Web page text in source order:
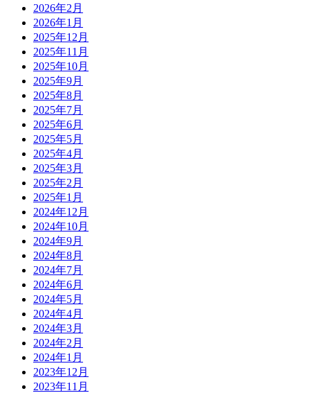
2026年2月
2026年1月
2025年12月
2025年11月
2025年10月
2025年9月
2025年8月
2025年7月
2025年6月
2025年5月
2025年4月
2025年3月
2025年2月
2025年1月
2024年12月
2024年10月
2024年9月
2024年8月
2024年7月
2024年6月
2024年5月
2024年4月
2024年3月
2024年2月
2024年1月
2023年12月
2023年11月